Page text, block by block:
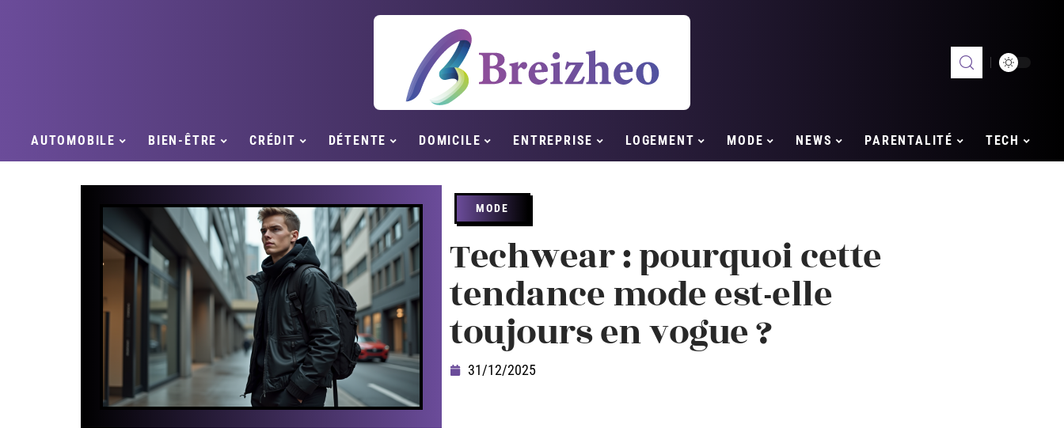
AUTOMOBILE BIEN-ÊTRE CRÉDIT DÉTENTE DOMICILE ENTREPRISE LOGEMENT MODE NEWS PARENTALITÉ TECH
MODE
Techwear : pourquoi cette
tendance mode est-elle
toujours en vogue ?
31/12/2025